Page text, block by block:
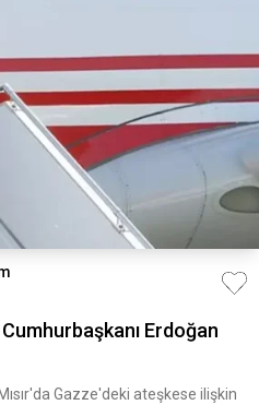
Erdoğan
Gazze'deki ateşkese ilişkin